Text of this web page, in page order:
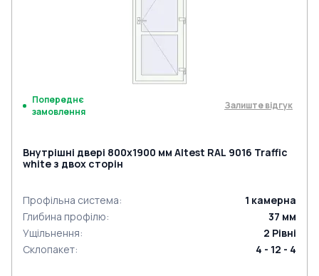
Попереднє
замовлення
Залиште відгук
Внутрішні двері 800x1900 мм Altest RAL 9016 Traffic
white з двох сторін
Профільна система: 1 камерна
Глибина профілю: 37 мм
Ущільнення: 2 Рівні
Склопакет: 4 - 12 - 4